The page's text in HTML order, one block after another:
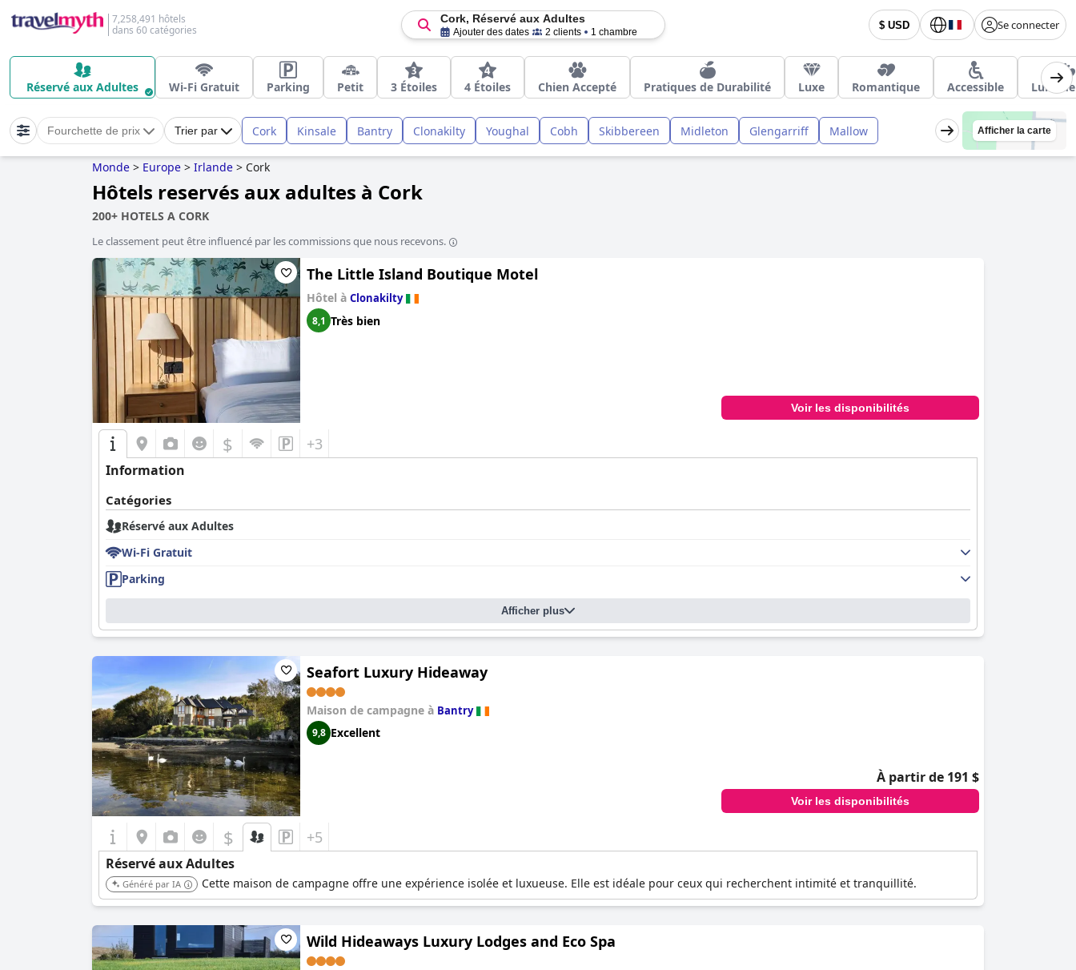
7,258,491 hôtels
dans 60 catégories
$ USD Se connecter
Cork, Réservé aux Adultes
Ajouter des dates 2 clients 1 chambre
Réservé aux Adultes Wi-Fi Gratuit Parking Petit 3 Étoiles 4 Étoiles Chien Accepté Pratiques de Durabilité Luxe Romantique Accessible Lune
Fourchette de prix Trier par Cork Kinsale Bantry Clonakilty Youghal Cobh Skibbereen Midleton Glengarriff Mallow Afficher la carte
Monde > Europe > Irlande > Cork
Hôtels reservés aux adultes à Cork
200+ HOTELS A CORK
Le classement peut être influencé par les commissions que nous recevons.
The Little Island Boutique Motel
Hôtel à Clonakilty
8,1 Très bien
Voir les disponibilités
$ +3
Information
Catégories
Réservé aux Adultes
Wi-Fi Gratuit
Parking
Afficher plus
Seafort Luxury Hideaway
Maison de campagne à Bantry
9,8 Excellent
À partir de 191 $
Voir les disponibilités
$ +5
Réservé aux Adultes
Généré par IA Cette maison de campagne offre une expérience isolée et luxueuse. Elle est idéale pour ceux qui recherchent intimité et tranquillité.
Wild Hideaways Luxury Lodges and Eco Spa